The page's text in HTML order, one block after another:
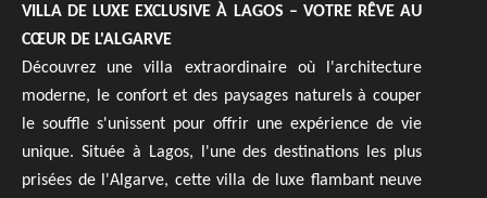
VILLA DE LUXE EXCLUSIVE À LAGOS – VOTRE RÊVE AU
CŒUR DE L'ALGARVE
Découvrez une villa extraordinaire où l'architecture
moderne, le confort et des paysages naturels à couper
le souffle s'unissent pour offrir une expérience de vie
unique. Située à Lagos, l'une des destinations les plus
prisées de l'Algarve, cette villa de luxe flambant neuve